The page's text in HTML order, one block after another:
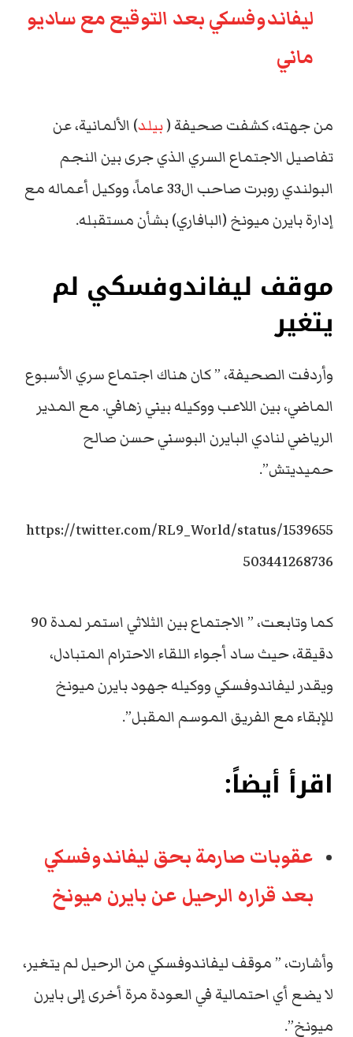
ليفاندوفسكي بعد التوقيع مع ساديو
ماني
من جهته، كشفت صحيفة (بيلد) الألمانية، عن
تفاصيل الاجتماع السري الذي جرى بين النجم
البولندي روبرت صاحب ال33 عاماً، ووكيل أعماله مع
إدارة بايرن ميونخ (البافاري) بشأن مستقبله.
موقف ليفاندوفسكي لم
يتغير
وأردفت الصحيفة، ” كان هناك اجتماع سري الأسبوع
الماضي، بين اللاعب ووكيله بيني زهافي. مع المدير
الرياضي لنادي البايرن البوسني حسن صالح
حميديتش”.
https://twitter.com/RL9_World/status/1539655
503441268736
كما وتابعت، ” الاجتماع بين الثلاثي استمر لمدة 90
دقيقة، حيث ساد أجواء اللقاء الاحترام المتبادل،
ويقدر ليفاندوفسكي ووكيله جهود بايرن ميونخ
للإبقاء مع الفريق الموسم المقبل”.
اقرأ أيضاً:
عقوبات صارمة بحق ليفاندوفسكي
بعد قراره الرحيل عن بايرن ميونخ
وأشارت، ” موقف ليفاندوفسكي من الرحيل لم يتغير،
لا يضع أي احتمالية في العودة مرة أخرى إلى بايرن
ميونخ”.